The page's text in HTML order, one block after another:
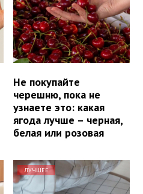
Не покупайте
черешню, пока не
узнаете это: какая
ягода лучше – черная,
белая или розовая
ЛУЧШЕЕ